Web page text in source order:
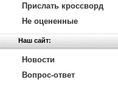
Прислать кроссворд
Не оцененные
Наш сайт:
Новости
Вопрос-ответ